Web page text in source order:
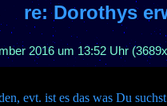
re: Dorothys
2016 um 13:52 Uhr
evt. ist es das was Du